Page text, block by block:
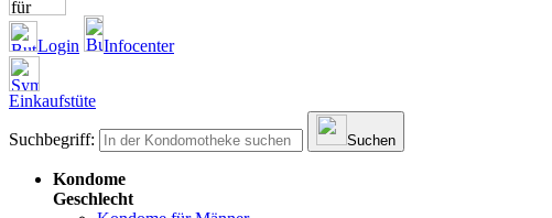
Login Infocenter
Einkaufstüte
Suchbegriff: Suchen
Kondome
Geschlecht